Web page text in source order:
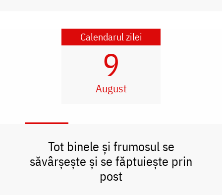
Calendarul zilei
9
August
Tot binele și frumosul se
săvârșește și se făptuiește prin
post